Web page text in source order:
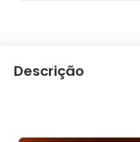
Descrição